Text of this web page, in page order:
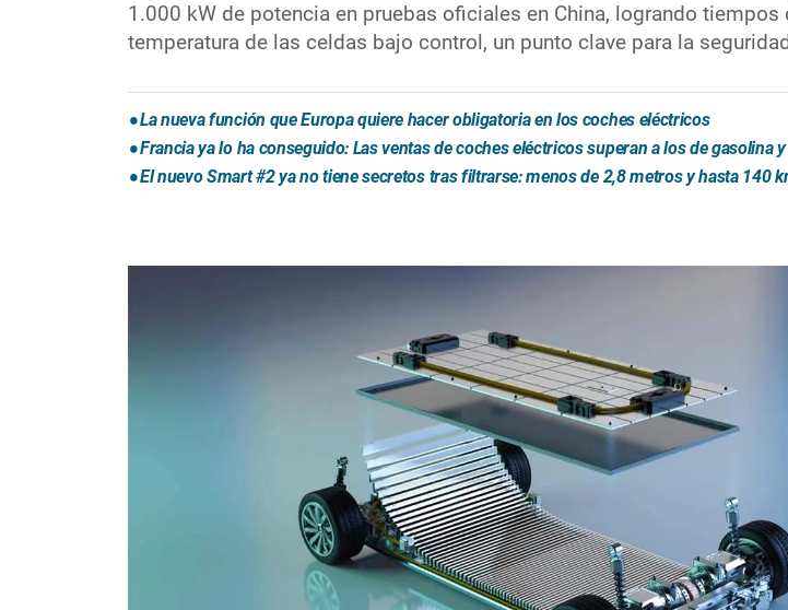
1.000 kW de potencia en pruebas oficiales en China, logrando
temperatura de las celdas bajo control, un punto clave para la
La nueva función que Europa quiere hacer obligatoria en los coches eléctricos
Francia ya lo ha conseguido: Las ventas de coches eléctricos superan a los de gasolina
El nuevo Smart #2 ya no tiene secretos tras filtrarse: menos de 2,8 metros y hasta 140